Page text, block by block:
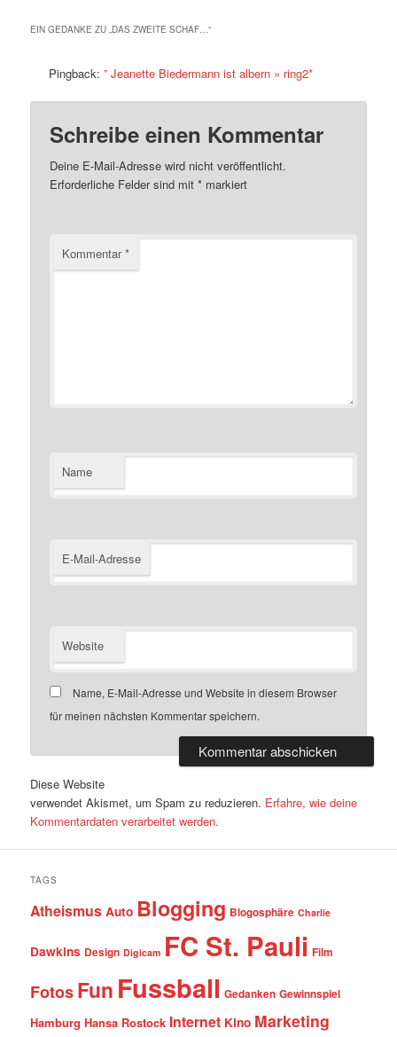
EIN GEDANKE ZU „ DAS ZWEITE SCHAF…“
Pingback:” Jeanette Biedermann ist albern » ring2*
Schreibe einen Kommentar
Deine E-Mail-Adresse wird nicht veröffentlicht.
Erforderliche Felder sind mit* markiert
Kommentar*
Name
E-Mail-Adresse
Website
Name, E-Mail-Adresse und Website in diesem Browser
für meinen nächsten Kommentar speichern.
Diese Website
verwendet Akismet, um Spam zu reduzieren. Erfahre, wie deine
Kommentardaten verarbeitet werden.
TAGS
Atheismus Auto Blogging Blogosphäre Charlie
Dawkins Design Digicam FC St. Pauli Film
FotosFun Fussball Gedanken Gewinnspiel
Hamburg Hansa Rostock Internet Kino Marketing